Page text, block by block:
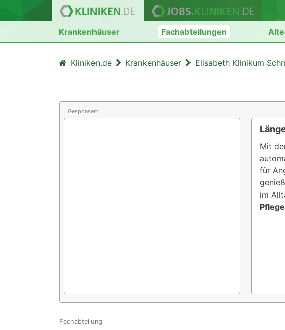
Krankenhäuser Fachabteilungen
Kliniken.de Krankenhäuser Elisabeth Klinikum
Gesponsert
Mit
für
im
Fachabteilung